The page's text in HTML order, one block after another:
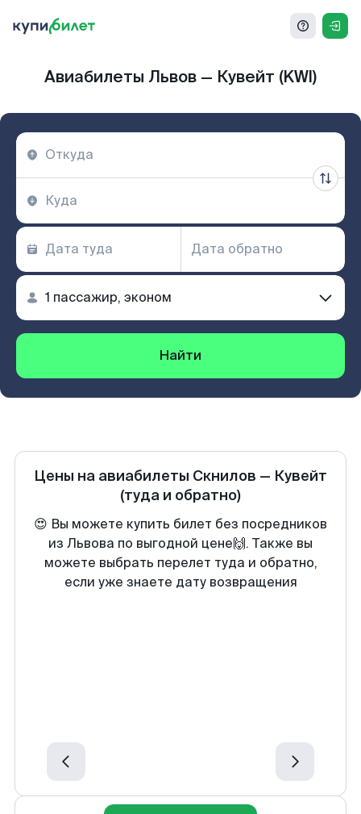
Авиабилеты Львов — Кувейт (KWI)
Найти
Цены на авиабилеты Скнилов — Кувейт
(туда и обратно)
😍 Вы можете купить билет без посредников
из Львова по выгодной цене🙌. Также вы
можете выбрать перелет туда и обратно,
если уже знаете дату возвращения